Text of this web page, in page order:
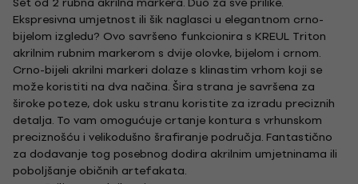
Ekspresivna umjetnost ili šik naglasci u elegantnom crno-
bijelom izgledu? Ovo savršeno funkcionira s KREUL Triton
akrilnim rubnim markerom s dvije olovke, bijelom i crnom.
Crno-bijeli akrilni markeri dolaze s klinastim vrhom koji se
može koristiti na dva načina. Šira strana je savršena za
široke poteze, dok usku stranu koristite za izradu preciznih
detalja. To vam omogućuje crtanje kontura s vrhunskom
preciznošću i velikodušno šrafiranje područja. Fantastično
za dodavanje tog posebnog dodira akrilnim umjetninama ili
poboljšanje običnih artefakata.